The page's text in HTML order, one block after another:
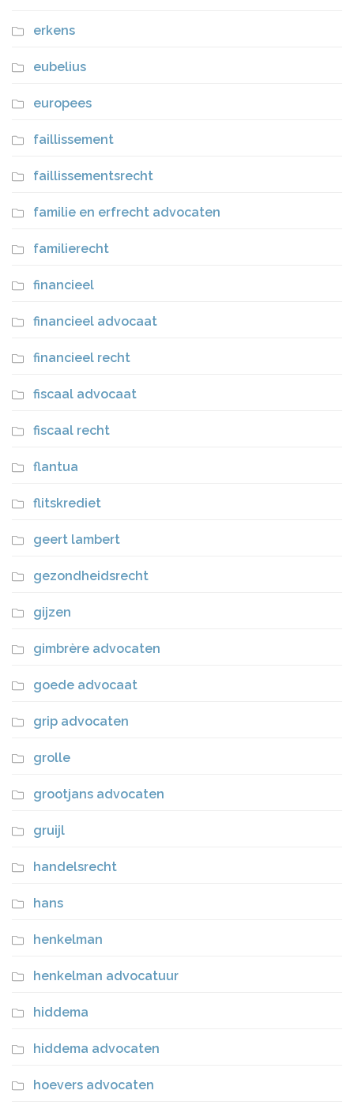
erkens
eubelius
europees
faillissement
faillissementsrecht
familie en erfrecht advocaten
familierecht
financieel
financieel advocaat
financieel recht
fiscaal advocaat
fiscaal recht
flantua
flitskrediet
geert lambert
gezondheidsrecht
gijzen
gimbrère advocaten
goede advocaat
grip advocaten
grolle
grootjans advocaten
gruijl
handelsrecht
hans
henkelman
henkelman advocatuur
hiddema
hiddema advocaten
hoevers advocaten